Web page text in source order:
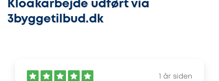
Kloakarbejde udført via
3byggetilbud.dk
1 år siden